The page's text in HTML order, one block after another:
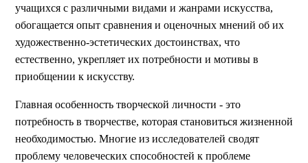
учащихся с различными видами и жанрами искусства,
обогащается опыт сравнения и оценочных мнений об их
художественно-эстетических достоинствах, что
естественно, укрепляет их потребности и мотивы в
приобщении к искусству.
Главная особенность творческой личности - это
потребность в творчестве, которая становиться жизненной
необходимостью. Многие из исследователей сводят
проблему человеческих способностей к проблеме